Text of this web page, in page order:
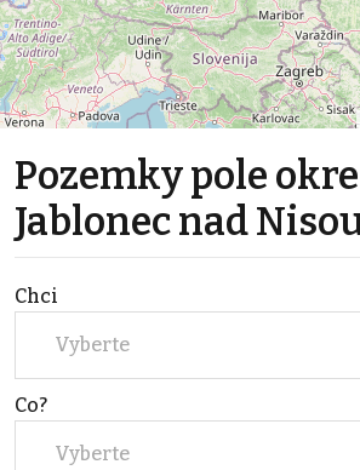
Pozemky pole
Jablonec nad
Chci
Vyberte
Co?
Vyberte